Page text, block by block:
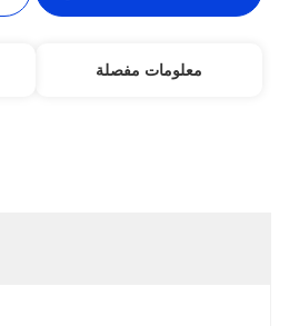
معلومات مفصلة